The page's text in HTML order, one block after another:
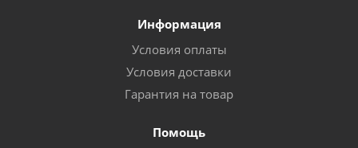
Информация
Условия оплаты
Условия доставки
Гарантия на товар
Помощь